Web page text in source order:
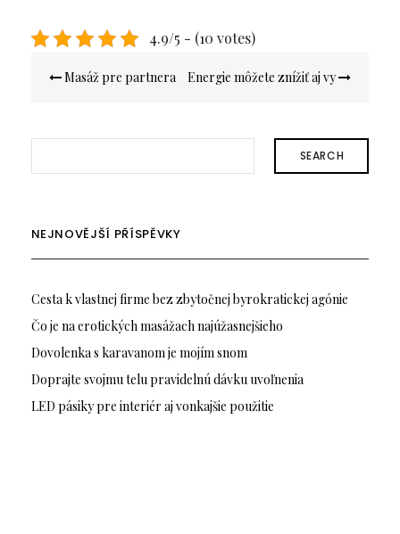
4.9/5 - (10 votes)
Navigace
proMasáž pre partnera Energie môžete znížiť aj vy
SEARCH
NEJNOVĚJŠÍ PŘÍSPĚVKY
Cesta k vlastnej firme bez zbytočnej byrokratickej agónie
Čo je na erotických masážach najúžasnejšieho
Dovolenka s karavanom je mojím snom
Doprajte svojmu telu pravidelnú dávku uvoľnenia
LED pásiky pre interiér aj vonkajšie použitie